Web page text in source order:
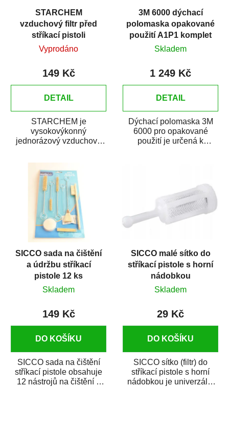
STARCHEM
vzduchový filtr před
stříkací pistoli
Vyprodáno
149 Kč
DETAIL
STARCHEM je
vysokovýkonný
jednorázový vzduchový
nečistoty,...
3M 6000 dýchací
polomaska opakované
použití A1P1 komplet
Skladem
1 249 Kč
DETAIL
Dýchací polomaska 3M
6000 pro opakované
použití je určená k
SICCO sada na čištění
a údržbu stříkací
pistole 12 ks
Skladem
149 Kč
DO KOŠÍKU
SICCO sada na čištění
stříkací pistole obsahuje
12 nástrojů na čištění a
SICCO malé sítko do
stříkací pistole s horní
nádobkou
Skladem
29 Kč
DO KOŠÍKU
SICCO sítko (filtr) do
stříkací pistole s horní
nádobkou je univerzální